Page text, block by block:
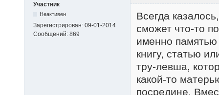
Участник
Неактивен
Зарегистрирован: 09-01-2014
Сообщений: 869
Всегда
сможет что-то
именно
книгу, статью
тру-левша,
какой-то
посредине.